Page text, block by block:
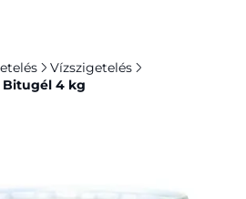
Vízszigetelés
Bitugél 4 kg